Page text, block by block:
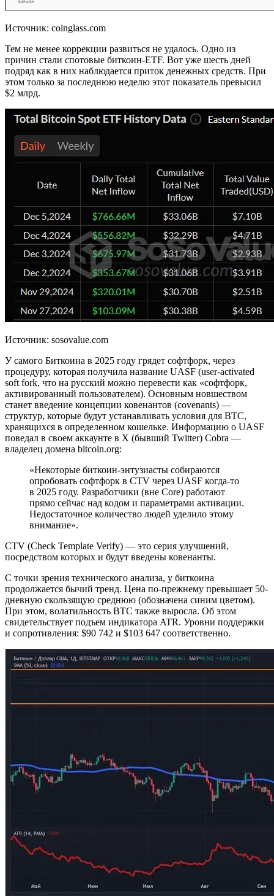
Источник: coinglass.com
Тем не менее коррекции развиться не удалось. Одно из
причин стали спотовые биткоин-ETF. Вот уже шесть дней
подряд как в них наблюдается приток денежных средств. При
этом только за последнюю неделю этот показатель превысил
$2 млрд.
Источник: sosovalue.com
У самого Биткоина в 2025 году грядет софтфорк, через
процедуру, которая получила название UASF (user-activated
soft fork, что на русский можно перевести как «софтфорк,
активированный пользователем). Основным новшеством
станет введение концепции ковенантов (covenants) —
структур, которые будут устанавливать условия для BTC,
хранящихся в определенном кошельке. Информацию о UASF
поведал в своем аккаунте в X (бывший Twitter) Cobra —
владелец домена bitcoin.org:
«Некоторые биткоин-энтузиасты собираются
опробовать софтфорк в CTV через UASF когда-то
в 2025 году. Разработчики (вне Core) работают
прямо сейчас над кодом и параметрами активации.
Недостаточное количество людей уделило этому
внимание».
CTV (Check Template Verify) — это серия улучшений,
посредством которых и будут введены ковенанты.
С точки зрения технического анализа, у биткоина
продолжается бычий тренд. Цена по-прежнему превышает 50-
дневную скользящую среднюю (обозначена синим цветом).
При этом, волатильность BTC также выросла. Об этом
свидетельствует подъем индикатора ATR. Уровни поддержки
и сопротивления: $90 742 и $103 647 соответственно.